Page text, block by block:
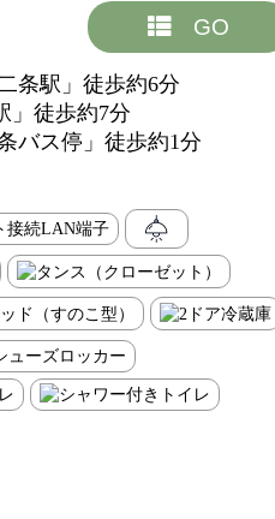
GO
条駅」徒歩約6分
」徒歩約7分
バス停」徒歩約1分